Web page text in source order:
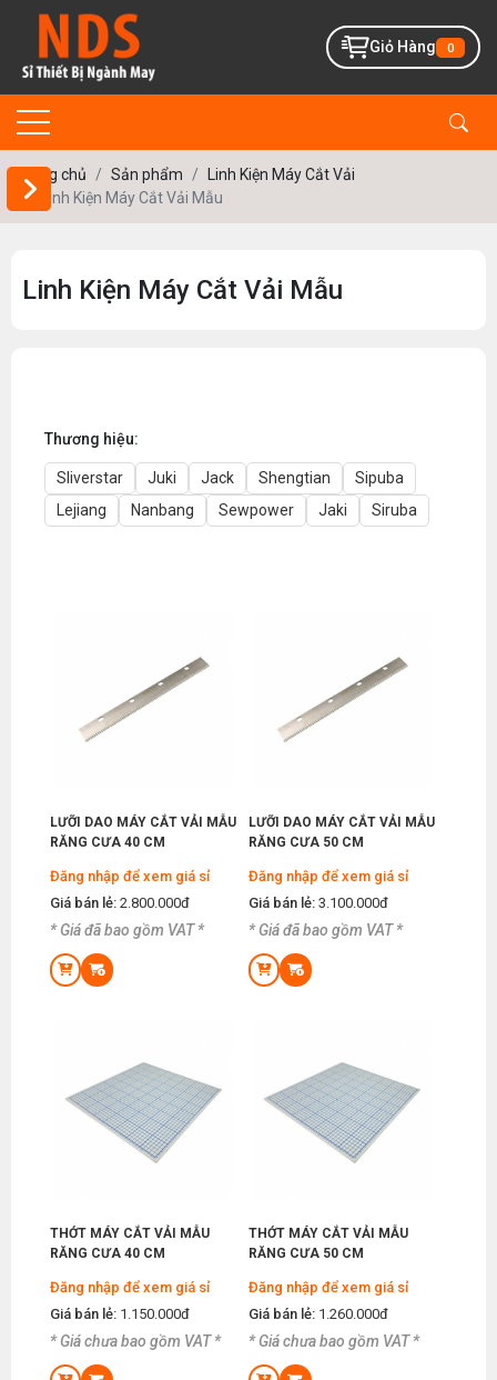
Giỏ Hàng 0
Trang chủ Sản phẩm
Linh Kiện Máy Cắt Vải
Linh Kiện Máy Cắt Vải Mẫu
Linh Kiện Máy Cắt Vải Mẫu
Thương hiệu:
Sliverstar Juki Jack Shengtian
Sipuba
Lejiang
Nanbang Sewpower Jaki Siruba
LƯỠI DAO MÁY CẮT VẢI MẪU
RĂNG CƯA 40 CM
Đăng nhập để xem giá sỉ
Giá bán lẻ: 2.800.000đ
* Giá đã bao gồm VAT *
LƯỠI DAO MÁY CẮT VẢI MẪU
RĂNG CƯA 50 CM
Đăng nhập để xem giá sỉ
Giá bán lẻ: 3.100.000đ
* Giá đã bao gồm VAT *
THỚT MÁY CẮT VẢI MẪU
RĂNG CƯA 40 CM
Đăng nhập để xem giá sỉ
Giá bán lẻ: 1.150.000đ
* Giá chưa bao gồm VAT *
THỚT MÁY CẮT VẢI MẪU
RĂNG CƯA 50 CM
Đăng nhập để xem giá sỉ
Giá bán lẻ: 1.260.000đ
* Giá chưa bao gồm VAT *